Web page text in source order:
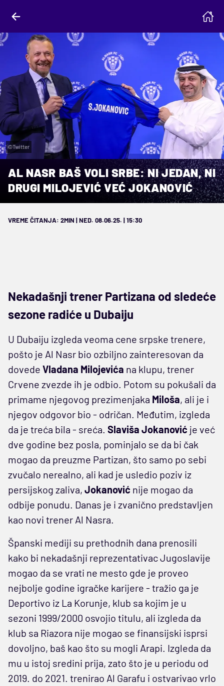
©Twitter
AL NASR BAŠ VOLI SRBE: NI JEDAN, NI
DRUGI MILOJEVIĆ VEĆ JOKANOVIĆ
VREME ČITANJA: 2MIN | NED. 08.06.25. | 15:30
Nekadašnji trener Partizana od sledeće
sezone radiće u Dubaiju
U Dubaiju izgleda veoma cene srpske trenere,
pošto je Al Nasr bio ozbiljno zainteresovan da
dovede Vladana Milojevića na klupu, trener
Crvene zvezde ih je odbio. Potom su pokušali da
primame njegovog prezimenjaka Miloša, ali je i
njegov odgovor bio - odričan. Međutim, izgleda
da je treća bila - sreća. Slaviša Jokanović je već
dve godine bez posla, pominjalo se da bi čak
mogao da preuzme Partizan, što samo po sebi
zvučalo nerealno, ali kad je usledio poziv iz
persijskog zaliva, Jokanović nije mogao da
odbije ponudu. Danas je i zvanično predstavljen
kao novi trener Al Nasra.
Španski mediji su prethodnih dana prenosili
kako bi nekadašnji reprezentativac Jugoslavije
mogao da se vrati ne mesto gde je proveo
nejbolje godine igračke karijere - tražio ga je
Deportivo iz La Korunje, klub sa kojim je u
sezoni 1999/2000 osvojio titulu, ali izgleda da
klub sa Riazora nije mogao se finansijski isprsi
dovoljno, baš kao što su mogli Arapi. Izgleda da
mu u istoj sredini prija, zato što je u periodu od
2019. do 2021. trenirao Al Garafu i ostvarivao vrlo